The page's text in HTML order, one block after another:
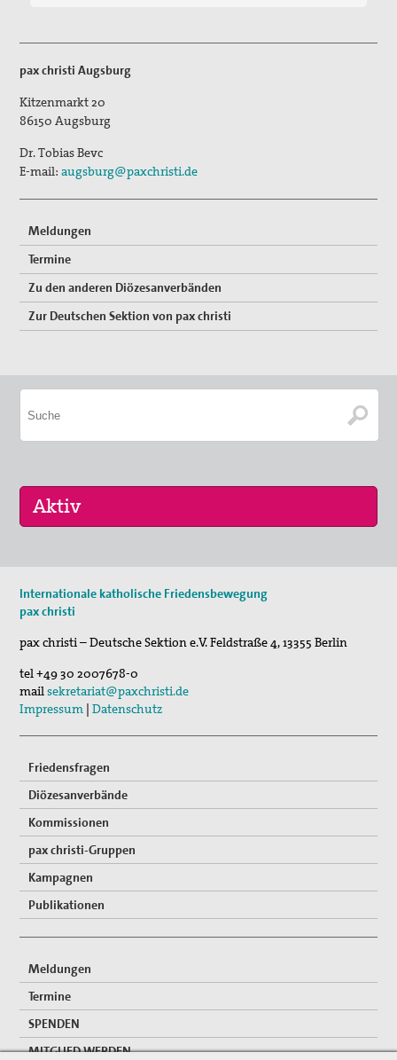
Ulrichsfriedensgottesdienst
Friedensgebete
Max Josef Metzger-Gedenken
Texte und Gebete
Presseberichte
Pressemitteilungen
Vernetzung
Gewissensberatung zu Fragen im Kontext des neuen
pax christi Augsburg
Kitzenmarkt 20
86150 Augsburg
Dr. Tobias Bevc
E-mail:augsburg@paxchristi.de
Meldungen
Termine
Zu den anderen Diözesanverbänden
Zur Deutschen Sektion von pax christi
„Menschen der Gewaltfreiheit – erinnert in Ze…
Roter Faden Frieden-Generationsübergreifende …
Internationale katholische Friedensbewegung
pax christi
pax christi – Deutsche Sektion e.V.Feldstraße 4,13355 Berlin
tel+49 30 2007678-0
mailsekretariat@paxchristi.de
Impressum |Datenschutz
Friedensfragen
Diözesanverbände
Kommissionen
pax christi-Gruppen
Kampagnen
Publikationen
Meldungen
Termine
SPENDEN
MITGLIED WERDEN